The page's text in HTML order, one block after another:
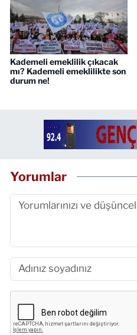
Kademeli emeklilik çıkacak
mı? Kademeli emeklilikte son
durum ne!
Yorumlar